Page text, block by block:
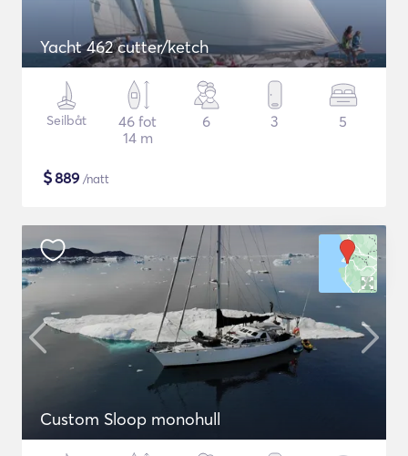
Yacht 462 cutter/ketch
Seilbåt
46 fot
14 m
6 3 5
$889 /natt
Custom Sloop monohull